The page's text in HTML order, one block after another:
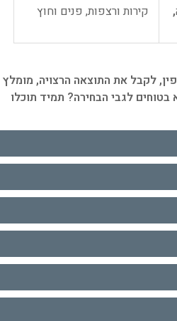
,
קירות ורצפות, פנים וחוץ
לקבל את התוצאה הרצויה, מומלץ
לגבי הבחירה? תמיד תוכלו